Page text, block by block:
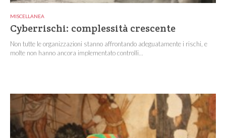
MISCELLANEA
Cyberrischi: complessità crescente
Non tutte le organizzazioni stanno affrontando adeguatamente i rischi, e
molte non hanno ancora implementato controlli...